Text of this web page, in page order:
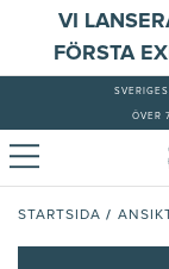
VI
FÖRSTA
ÖVER
STARTSIDA /